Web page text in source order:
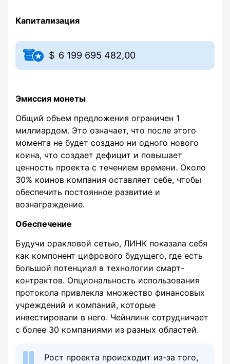
Капитализация
6 199 695 482,00
Эмиссия монеты
Общий объем предложения ограничен 1
миллиардом. Это означает, что после этого
момента не будет создано ни одного нового
коина, что создает дефицит и повышает
ценность проекта с течением времени. Около
30% коинов компания оставляет себе, чтобы
обеспечить постоянное развитие и
вознаграждение.
Обеспечение
Будучи оракловой сетью, ЛИНК показала себя
как компонент цифрового будущего, где есть
большой потенциал в технологии смарт-
контрактов. Опциональность использования
протокола привлекла множество финансовых
учреждений и компаний, которые
инвестировали в него. Чейнлинк сотрудничает
с более 30 компаниями из разных областей.
Рост проекта происходит из-за того,